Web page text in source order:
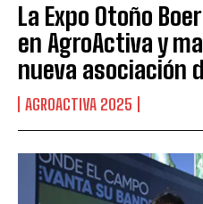
La Expo Otoño
en AgroActiva y
nueva asociación
AGROACTIVA 2025